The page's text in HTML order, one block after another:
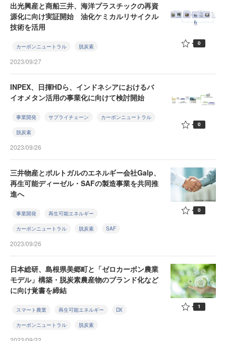
出光興産と商船三井、海洋プラスチックの再資
源化に向け実証開始 油化ケミカルリサイクル
技術を活用
カーボンニュートラル 脱炭素
2023/09/27
0
INPEX、日揮HDら、インドネシアにおけるバ
イオメタン活用の事業化に向けて検討開始
事業開発 サプライチェーン カーボンニュートラル
脱炭素
2023/09/26
0
三井物産とポルトガルのエネルギー会社Galp、
再生可能ディーゼル・SAFの製造事業を共同推
進へ
事業開発 再生可能エネルギー
カーボンニュートラル 脱炭素 SAF
2023/09/26
0
日本総研、島根県美郷町と「ゼロカーボン農業
モデル」構築・脱炭素農産物のブランド化など
に向け覚書を締結
スマート農業 再生可能エネルギー DX
カーボンニュートラル 脱炭素
1